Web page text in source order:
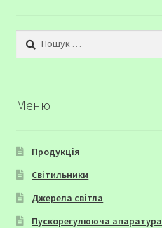
Пошук:
Меню
Продукція
Світильники
Джерела світла
Пускорегулююча апаратура